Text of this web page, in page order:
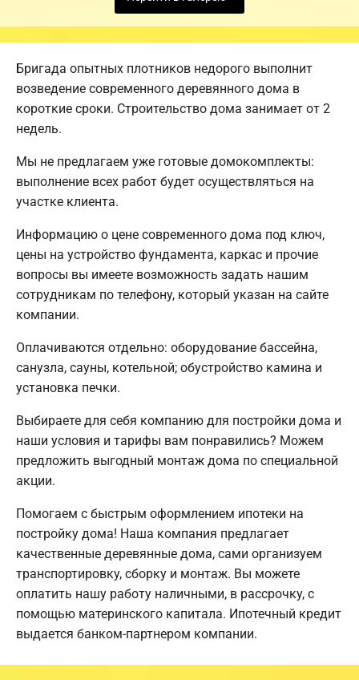
Бригада опытных плотников недорого выполнит
возведение современного деревянного дома в
короткие сроки. Строительство дома занимает от 2
недель.
Мы не предлагаем уже готовые домокомплекты:
выполнение всех работ будет осуществляться на
участке клиента.
Информацию о цене современного дома под ключ,
цены на устройство фундамента, каркас и прочие
вопросы вы имеете возможность задать нашим
сотрудникам по телефону, который указан на сайте
компании.
Оплачиваются отдельно: оборудование бассейна,
санузла, сауны, котельной; обустройство камина и
установка печки.
Выбираете для себя компанию для постройки дома и
наши условия и тарифы вам понравились? Можем
предложить выгодный монтаж дома по специальной
акции.
Помогаем с быстрым оформлением ипотеки на
постройку дома! Наша компания предлагает
качественные деревянные дома, сами организуем
транспортировку, сборку и монтаж. Вы можете
оплатить нашу работу наличными, в рассрочку, с
помощью материнского капитала. Ипотечный кредит
выдается банком-партнером компании.